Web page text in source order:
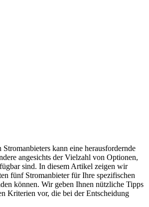
kann eine herausfordernde
angesichts der Vielzahl von Optionen,
sind. In diesem Artikel zeigen wir
fünf Stromanbieter für Ihre spezifischen
können. Wir geben Ihnen nützliche Tipps
Kriterien vor, die bei der Entscheidung